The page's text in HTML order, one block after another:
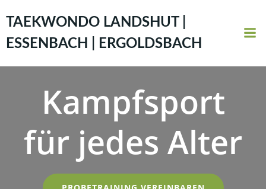
Inhalt
springen
TAEKWONDO LANDSHUT |
ESSENBACH | ERGOLDSBACH
Kampfsport
für jedes Alter